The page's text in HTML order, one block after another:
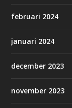
februari 2024
januari 2024
december 2023
november 2023